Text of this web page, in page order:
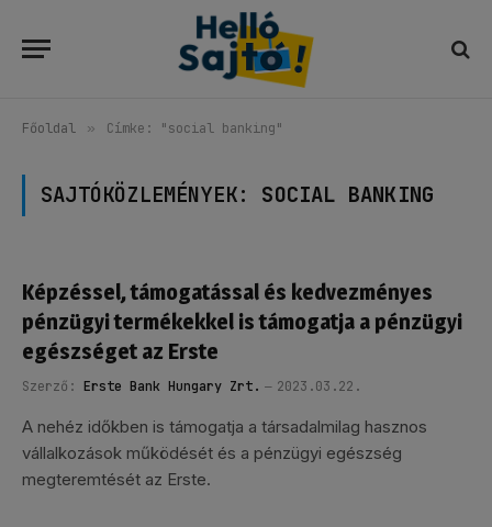
Főoldal » Címke: "social banking"
SAJTÓKÖZLEMÉNYEK: SOCIAL BANKING
Képzéssel, támogatással és kedvezményes
pénzügyi termékekkel is támogatja a pénzügyi
egészséget az Erste
Szerző: Erste Bank Hungary Zrt. 2023.03.22.
A nehéz időkben is támogatja a társadalmilag hasznos
vállalkozások működését és a pénzügyi egészség
megteremtését az Erste.